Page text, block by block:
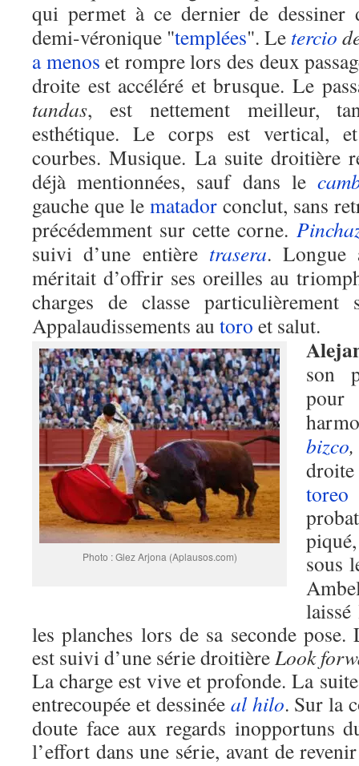
qui permet à ce dernier de dessiner
demi-véronique "templées". Le tercio
a menos et rompre lors des deux
droite est accéléré et brusque. Le
tandas, est nettement meilleur,
esthétique. Le corps est vertical,
courbes. Musique. La suite droitière
déjà mentionnées, sauf dans le
gauche que le matador conclut, sans
précédemment sur cette corne.
suivi d’une entière trasera. Longue
méritait d’offrir ses oreilles au
charges de classe
Appalaudissements au toro et salut.
Photo : Glez Arjona (Aplausos.com)
son
pour
bizco,
toreo
sous
les planches lors de sa seconde
est suivi d’une série droitièreLook
La charge est vive et profonde. La
entrecoupée et dessinée al hilo. Sur la
doute face aux regards inopportuns
l’effort dans une série, avant de